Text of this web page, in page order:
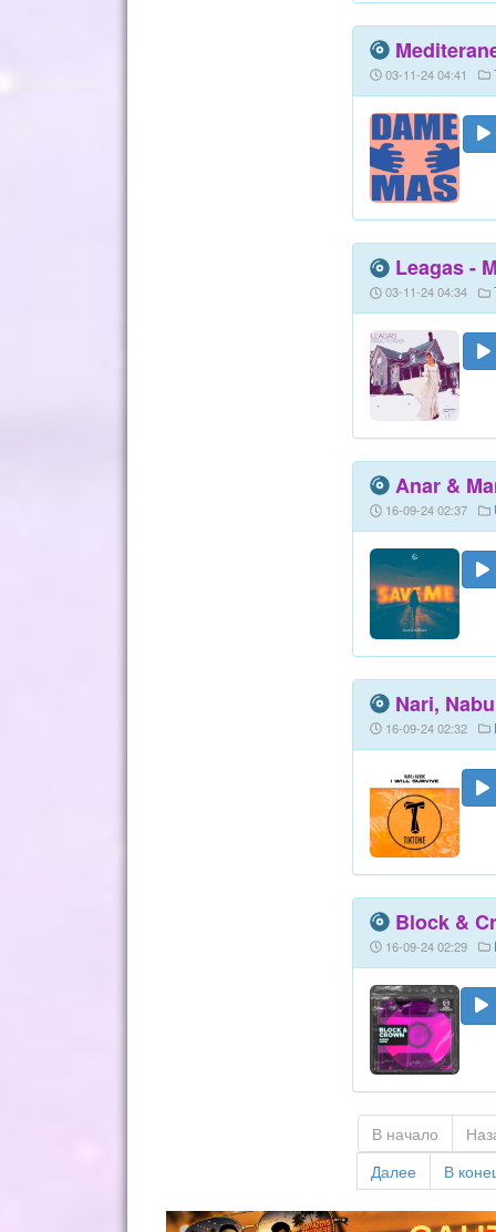
03-11-24 04:41
Leagas -
03-11-24 04:34
Anar &
16-09-24 02:37
Nari,
16-09-24 02:32
Block &
16-09-24 02:29
В начало
Далее
В